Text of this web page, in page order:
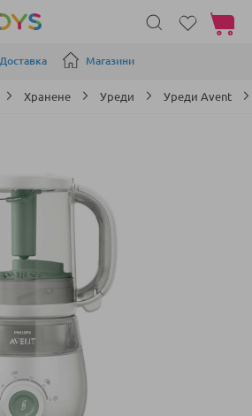
Доставка Магазини
Моята
Хранене Уреди Уреди Avent